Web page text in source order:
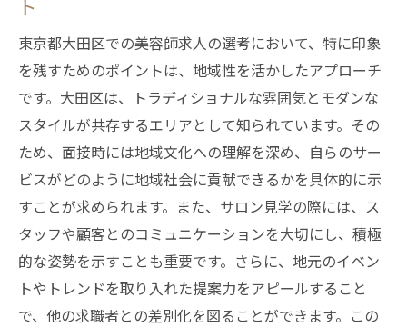
ト
東京都大田区での美容師求人の選考において、特に印象
を残すためのポイントは、地域性を活かしたアプローチ
です。大田区は、トラディショナルな雰囲気とモダンな
スタイルが共存するエリアとして知られています。その
ため、面接時には地域文化への理解を深め、自らのサー
ビスがどのように地域社会に貢献できるかを具体的に示
すことが求められます。また、サロン見学の際には、ス
タッフや顧客とのコミュニケーションを大切にし、積極
的な姿勢を示すことも重要です。さらに、地元のイベン
トやトレンドを取り入れた提案力をアピールすること
で、他の求職者との差別化を図ることができます。この